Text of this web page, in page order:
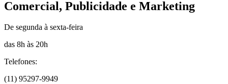
Comercial, Publicidade e Marketing
De segunda à sexta-feira
das 8h às 20h
Telefones:
(11) 95297-9949